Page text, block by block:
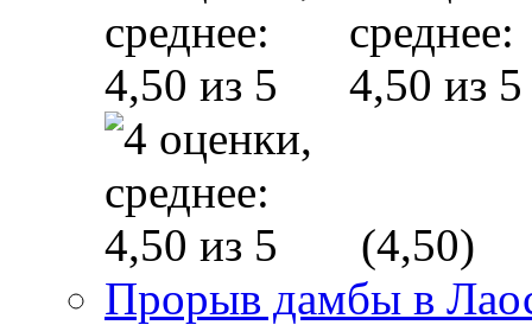
(4,50)
Прорыв дамбы в